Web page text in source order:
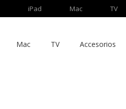
iPad Mac TV
Mac TV Accesorios